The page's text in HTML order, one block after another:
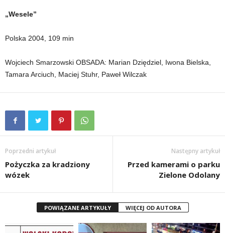
„Wesele”
Polska 2004, 109 min
Wojciech Smarzowski OBSADA: Marian Dziędziel, Iwona Bielska,
Tamara Arciuch, Maciej Stuhr, Paweł Wilczak
Poprzedni artykuł
Pożyczka za kradziony
wózek
Następny artykuł
Przed kamerami o parku
Zielone Odolany
POWIĄZANE ARTYKUŁY WIĘCEJ OD AUTORA